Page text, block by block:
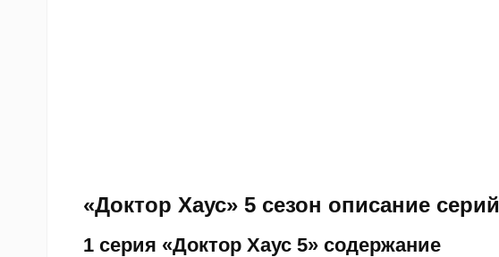
«Доктор Хаус» 5 сезон описание серий
1 серия «Доктор Хаус 5» содержание